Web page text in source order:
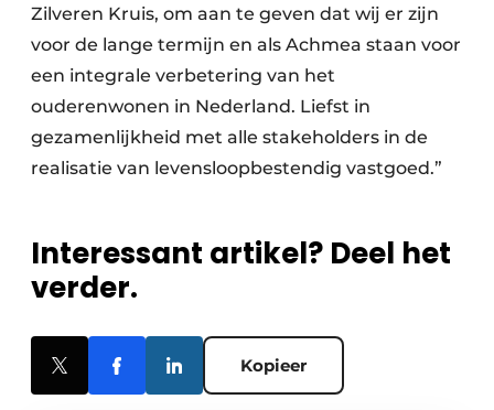
Zilveren Kruis, om aan te geven dat wij er zijn
voor de lange termijn en als Achmea staan voor
een integrale verbetering van het
ouderenwonen in Nederland. Liefst in
gezamenlijkheid met alle stakeholders in de
realisatie van levensloopbestendig vastgoed.”
Interessant artikel? Deel het
verder.
Kopieer